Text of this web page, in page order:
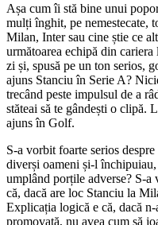
Așa cum îi stă bine unui
mulți înghit, pe nemestecate,
Milan, Inter sau cine știe ce
următoarea echipă din
zi și, spusă pe un ton serios,
ajuns Stanciu în Serie A?
trecând peste impulsul de a
stăteai să te gândești o clipă.
ajuns în Golf.
S-a vorbit foarte serios
diverși oameni și-l
umplând porțile adverse? S-a
că, dacă are loc Stanciu la
Explicația logică e că, dacă
promovată, nu avea cum să